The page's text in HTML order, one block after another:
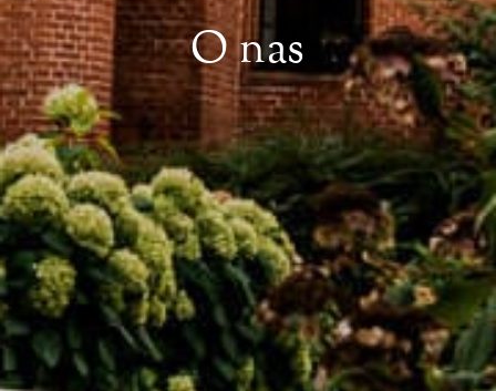
O nas